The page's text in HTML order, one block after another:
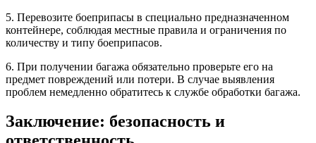
5. Перевозите боеприпасы в специально предназначенном
контейнере, соблюдая местные правила и ограничения по
количеству и типу боеприпасов.
6. При получении багажа обязательно проверьте его на
предмет повреждений или потери. В случае выявления
проблем немедленно обратитесь к службе обработки багажа.
Заключение: безопасность и